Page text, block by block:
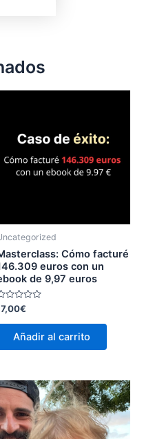
Cómo facturé
euros con un
de 9,97 euros
€
Añadir al carrito